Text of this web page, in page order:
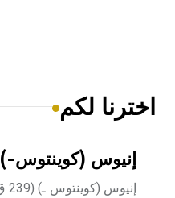
اخترنا لكم
إنيوس (كوينتوس-)